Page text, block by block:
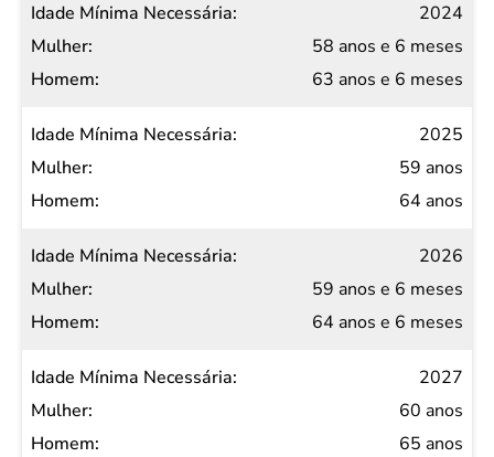
2024
58 anos e 6 meses
63 anos e 6 meses
2025
59 anos
64 anos
2026
59 anos e 6 meses
64 anos e 6 meses
2027
60 anos
65 anos